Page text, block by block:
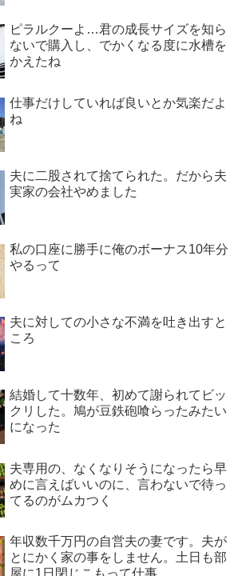
ピラルクーよ…君の成長サイズを知ら
ないで購入し、でかくなる度に水槽を
かえたね
仕事だけしていれば良いとか気楽だよ
ね
夫に二股されて捨てられた。だから夫
実家の会社やめました
私の口座に勝手に俺のボーナス10年分
やるって
夫に対しての小さな不満を吐き出すと
ころ
結婚して十数年、初めて謝られてビッ
クリした。鳩が豆鉄砲喰らったみたい
になった
夫専用の、なくなりそうになったら早
めに言えばいいのに、言わないで待っ
てるのがムカつく
年収数千万円の自営夫の妻です。夫が
とにかく家の事をしません。土日も部